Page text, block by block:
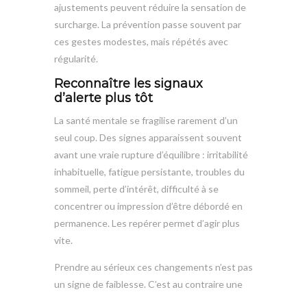
ajustements peuvent réduire la sensation de
surcharge. La prévention passe souvent par
ces gestes modestes, mais répétés avec
régularité.
Reconnaître les signaux
d’alerte plus tôt
La santé mentale se fragilise rarement d’un
seul coup. Des signes apparaissent souvent
avant une vraie rupture d’équilibre : irritabilité
inhabituelle, fatigue persistante, troubles du
sommeil, perte d’intérêt, difficulté à se
concentrer ou impression d’être débordé en
permanence. Les repérer permet d’agir plus
vite.
Prendre au sérieux ces changements n’est pas
un signe de faiblesse. C’est au contraire une